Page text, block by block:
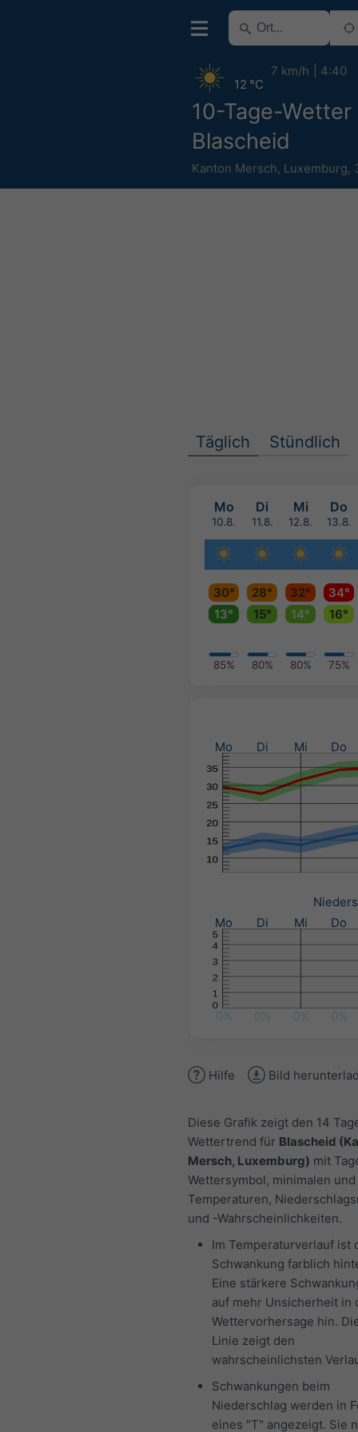
10-Tage-Wetter
Blascheid
Kanton Mersch, Luxemburg,
12 °C
7 km/h 4:40
Täglich Stündlich
Mo Di Mi Do
10.8. 11.8. 12.8. 13.8.
30° 28° 32°
34°
13°
15° 14° 16°
85% 80% 80% 75%
Mo Di Mi Do
Mo
Di Mi Do
0% 0% 0% 0%
Hilfe Bild
Diese Grafik zeigt den 14
Wettertrend für Blascheid
Mersch, Luxemburg) mit
Wettersymbol, minimalen
Temperaturen,
und -Wahrscheinlichkeiten.
Im Temperaturverlauf ist
Schwankung farblich
Eine stärkere
auf mehr Unsicherheit in
Wettervorhersage hin.
Linie zeigt den
wahrscheinlichsten
Schwankungen beim
Niederschlag werden in
eines "T" angezeigt. Sie